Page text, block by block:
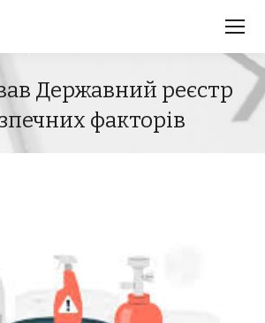
Державний реєстр
факторів